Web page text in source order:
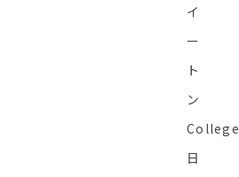
イ
ー
ト
ン
College
日